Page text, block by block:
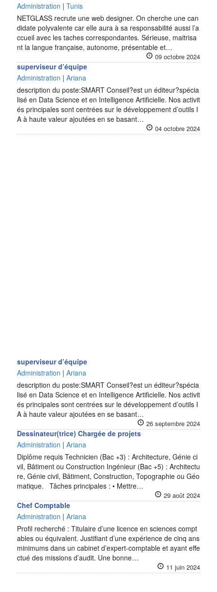
Administration | Tunis
NETGLASS recrute une web designer. On cherche une can
didate polyvalente car elle aura à sa responsabilité aussi l’a
ccueil avec les taches correspondantes. Sérieuse, maitrisa
nt la langue française, autonome, présentable et…
09 octobre 2024
superviseur d’équipe
Administration | Ariana
description du poste:SMART Conseil?est un éditeur?spécia
lisé en Data Science et en Intelligence Artificielle. Nos activit
és principales sont centrées sur le développement d’outils I
A à haute valeur ajoutées en se basant…
04 octobre 2024
superviseur d’équipe
Administration | Ariana
description du poste:SMART Conseil?est un éditeur?spécia
lisé en Data Science et en Intelligence Artificielle. Nos activit
és principales sont centrées sur le développement d’outils I
A à haute valeur ajoutées en se basant…
26 septembre 2024
Dessinateur(trice) Chargée de projets
Administration | Ariana
Diplôme requis Technicien (Bac +3) : Architecture, Génie ci
vil, Bâtiment ou Construction Ingénieur (Bac +5) : Architectu
re, Génie civil, Bâtiment, Construction, Topographie ou Géo
matique. Tâches principales : • Mettre…
29 août 2024
Chef Comptable
Administration | Ariana
Profil recherché : Titulaire d’une licence en sciences compt
ables ou équivalent. Justifiant d’une expérience de cinq ans
minimums dans un cabinet d’expert-comptable et ayant effe
ctué des missions d’audit. Une bonne…
11 juin 2024